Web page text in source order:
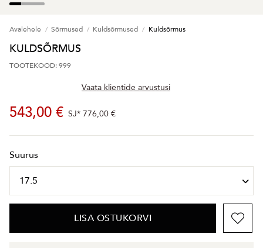
Avalehele Sõrmused Kuldsõrmused Kuldsõrmus
KULDSÕRMUS
TOOTEKOOD: 999
Vaata klientide arvustusi
543,00 € SJ* 776,00 €
Suurus
LISA OSTUKORVI